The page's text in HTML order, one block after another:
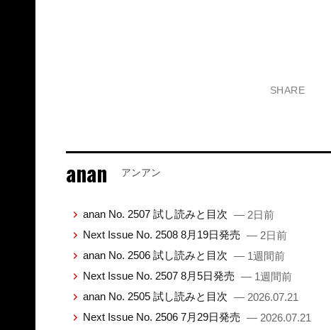
SHARE
anan アンアン
anan No. 2507 試し読みと目次 — 2日前
Next Issue No. 2508 8月19日発売 — 2日前
anan No. 2506 試し読みと目次 — 1週間前
Next Issue No. 2507 8月5日発売 — 1週間前
anan No. 2505 試し読みと目次 — 2026.07.21
Next Issue No. 2506 7月29日発売 — 2026.07.21